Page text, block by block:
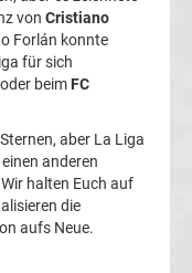
von Cristiano
Forlán konnte
für sich
oder beim FC
aber La Liga
anderen
halten Euch auf
die
aufs Neue.